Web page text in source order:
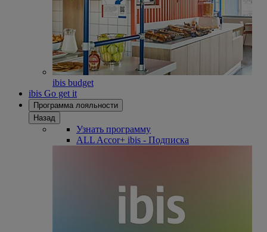
ibis budget
ibis Go get it
Программа лояльности
Назад
Узнать программу
ALL Accor+ ibis - Подписка